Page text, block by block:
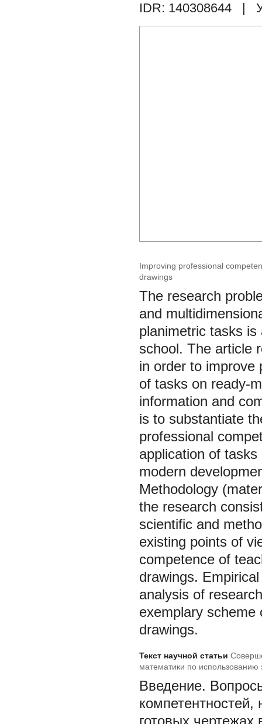
IDR: 140308644 |
Improving professional
drawings
The research
and
planimetric tasks
school. The article
in order to improve
of tasks on ready-
information and
is to substantiate
professional
application of
modern
Methodology
the research
scientific and
existing points of
competence of
drawings.
analysis of
exemplary scheme
drawings.
Текст научной статьи
математики по использованию
Введение.
готовых чертежах